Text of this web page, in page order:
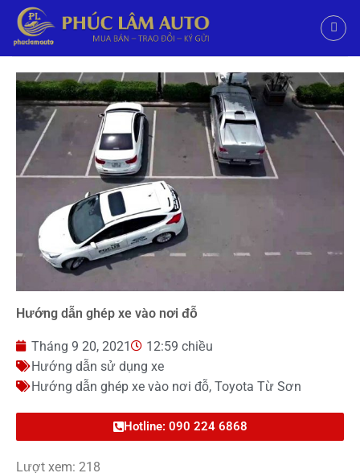
Hướng dẫn ghép xe vào nơi đỗ
Tháng 9 20, 2021
12:59 chiều
Hướng dẫn sử dụng xe
Hướng dẫn ghép xe vào nơi đỗ, Toyota Từ Sơn
Hotline: 090 224 6868
Lượt xem: 218